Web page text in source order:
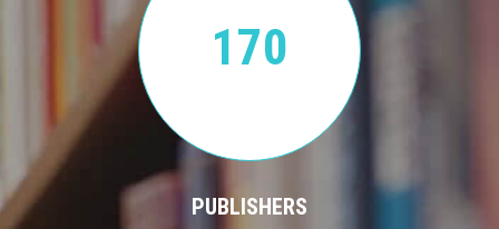
170
PUBLISHERS